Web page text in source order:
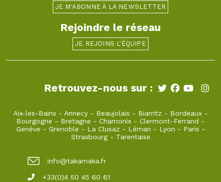
JE M'ABONNE À LA NEWSLETTER
Rejoindre le réseau
JE REJOINS L'ÉQUIPE
Retrouvez-nous sur :
Aix-les-Bains - Annecy - Beaujolais - Biarritz - Bordeaux -
Bourgogne - Bretagne - Chamonix - Clermont-Ferrand -
Genève - Grenoble - La Clusaz - Léman - Lyon - Paris -
Strasbourg- Tarentaise
info@takamaka.fr
+33(0)4 50 45 60 61